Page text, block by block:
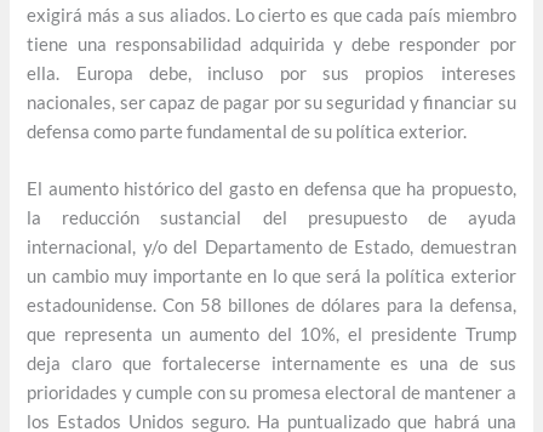
exigirá más a sus aliados. Lo cierto es que cada país miembro
tiene una responsabilidad adquirida y debe responder por
ella. Europa debe, incluso por sus propios intereses
nacionales, ser capaz de pagar por su seguridad y financiar su
defensa como parte fundamental de su política exterior.
El aumento histórico del gasto en defensa que ha propuesto,
la reducción sustancial del presupuesto de ayuda
internacional, y/o del Departamento de Estado, demuestran
un cambio muy importante en lo que será la política exterior
estadounidense. Con 58 billones de dólares para la defensa,
que representa un aumento del 10%, el presidente Trump
deja claro que fortalecerse internamente es una de sus
prioridades y cumple con su promesa electoral de mantener a
los Estados Unidos seguro. Ha puntualizado que habrá una